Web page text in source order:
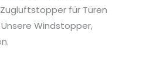
für Türen
Windstopper,